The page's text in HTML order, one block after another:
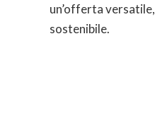
un’offerta
sostenibile.